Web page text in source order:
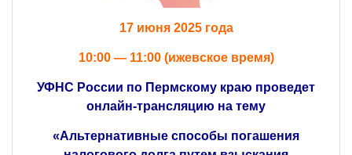
17 июня 2025 года
10:00 — 11:00 (ижевское время)
УФНС России по Пермскому краю проведет
онлайн-трансляцию на тему
«Альтернативные способы погашения